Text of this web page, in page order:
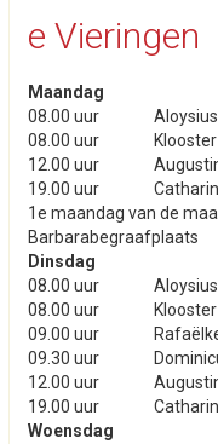
e Vieringen
Maandag
08.00 uur
Aloysius
08.00 uur
12.00 uur
19.00 uur
1e maandag van de
Barbarabegraafplaats
Dinsdag
08.00 uur
Aloysius
08.00 uur
09.00 uur
09.30 uur
12.00 uur
19.00 uur
Woensdag